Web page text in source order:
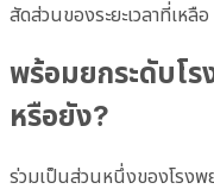
สัดส่วนของระยะเวลาที่เห
พร้อมยกระดับโ
หรือยัง?
ร่วมเป็นส่วนหนึ่งของโรงพ